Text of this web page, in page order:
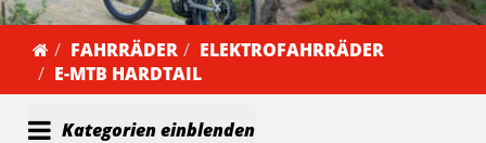
FAHRRÄDER
ELEKTROFAHRRÄDER
E-MTB HARDTAIL
Kategorien einblenden